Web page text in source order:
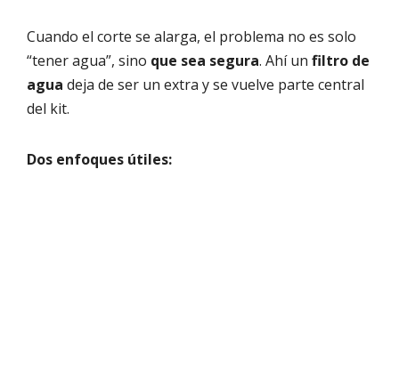
Cuando el corte se alarga, el problema no es solo
“tener agua”, sino que sea segura. Ahí un filtro de
agua deja de ser un extra y se vuelve parte central
del kit.
Dos enfoques útiles: